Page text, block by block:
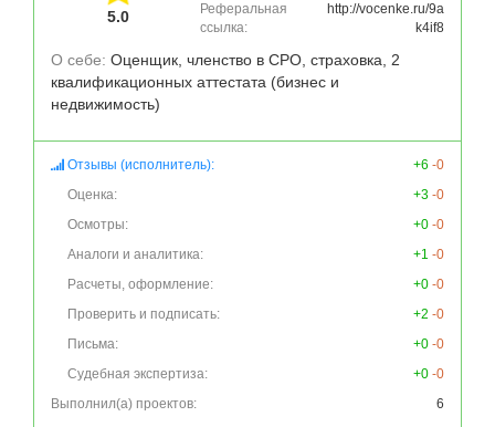
5.0
Реферальная
ссылка:
http://vocenke.ru/9a
k4if8
О себе: Оценщик, членство в СРО, страховка, 2
квалификационных аттестата (бизнес и
недвижимость)
Отзывы (исполнитель): +6 -0
Оценка:
+3 -0
Осмотры:
+0 -0
Аналоги и аналитика:
+1 -0
Расчеты, оформление:
+0 -0
Проверить и подписать:
+2 -0
Письма:
+0 -0
Судебная экспертиза:
+0 -0
Выполнил(а) проектов:
6